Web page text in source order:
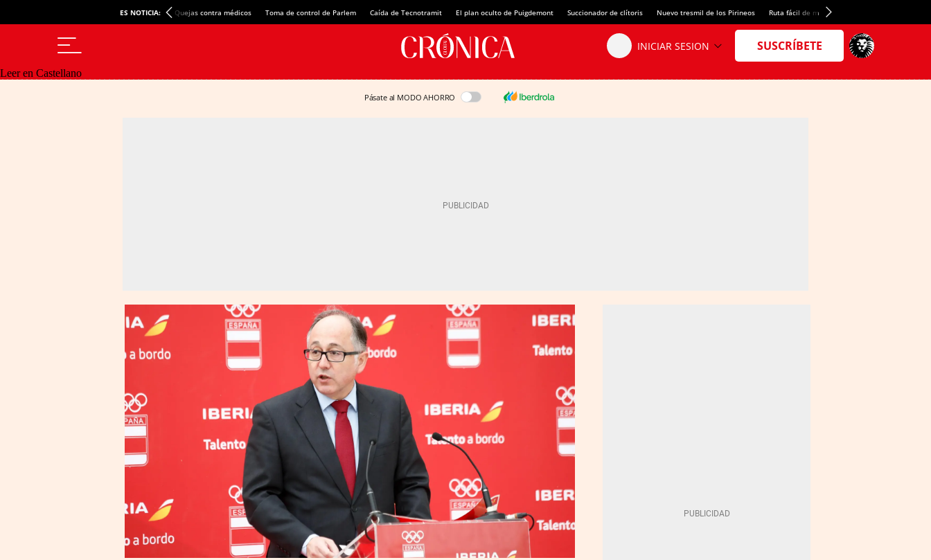
ES NOTICIA: Quejas contra médicos Toma de control de Parlem Caída de Tecnotramit El plan oculto de Puigdemont Succionador de clítoris Nuevo tresmil de los Pirineos Ruta fácil de montaña
Leer en Castellano
Pásate al MODO AHORRO